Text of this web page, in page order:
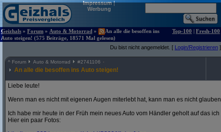
Impressum|
Werbung
Geizhals » Forum » Auto & Motorrad »
An alle die besoffen ins
Auto steigen! (575 Beiträge, 18571 Mal gelesen)
Top-100 | Fresh-100
Du bist nicht angemeldet. [ Login/Registrieren ]
^ Forum Auto & Motorrad #2741106
An alle die besoffen ins Auto steigen!
Liebe leute!
Wenn man es nicht mit eigenen Augen miterlebt hat, kann man es nicht
Ich habe mir heute in der Früh mein neues Auto vom Händler geholt auf das
Hier ein paar Fotos: